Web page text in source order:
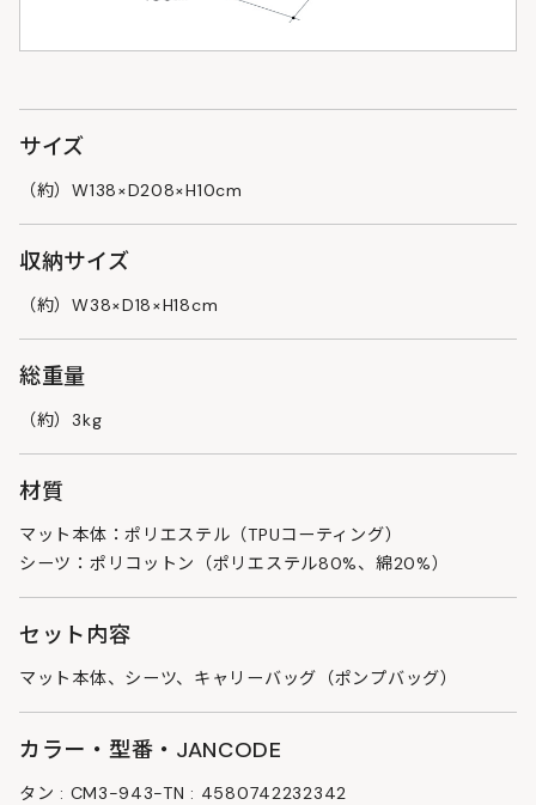
サイズ
（約）W138×D208×H10cm
収納サイズ
（約）W38×D18×H18cm
総重量
（約）3kg
材質
マット本体：ポリエステル（TPUコーティング）
シーツ：ポリコットン（ポリエステル80%、綿20%）
セット内容
マット本体、シーツ、キャリーバッグ（ポンプバッグ）
カラー・型番・JANCODE
タン : CM3-943-TN : 4580742232342